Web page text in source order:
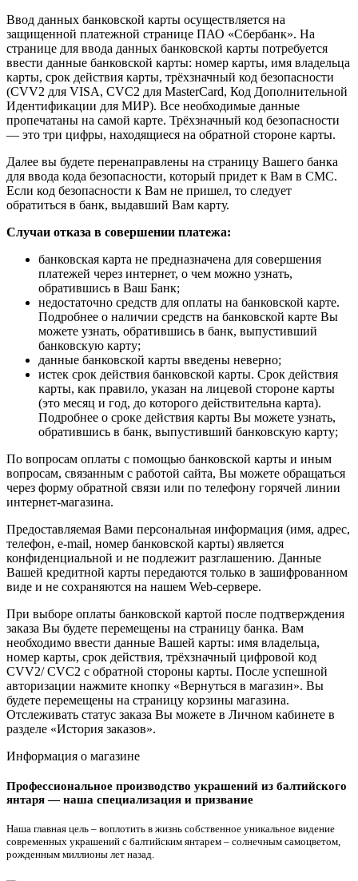
Ввод данных банковской карты осуществляется на
защищенной платежной странице ПАО «Сбербанк». На
странице для ввода данных банковской карты потребуется
ввести данные банковской карты: номер карты, имя владельца
карты, срок действия карты, трёхзначный код безопасности
(CVV2 для VISA, CVC2 для MasterCard, Код Дополнительной
Идентификации для МИР). Все необходимые данные
пропечатаны на самой карте. Трёхзначный код безопасности
— это три цифры, находящиеся на обратной стороне карты.
Далее вы будете перенаправлены на страницу Вашего банка
для ввода кода безопасности, который придет к Вам в СМС.
Если код безопасности к Вам не пришел, то следует
обратиться в банк, выдавший Вам карту.
Случаи отказа в совершении платежа:
банковская карта не предназначена для совершения
платежей через интернет, о чем можно узнать,
обратившись в Ваш Банк;
недостаточно средств для оплаты на банковской карте.
Подробнее о наличии средств на банковской карте Вы
можете узнать, обратившись в банк, выпустивший
банковскую карту;
данные банковской карты введены неверно;
истек срок действия банковской карты. Срок действия
карты, как правило, указан на лицевой стороне карты
(это месяц и год, до которого действительна карта).
Подробнее о сроке действия карты Вы можете узнать,
обратившись в банк, выпустивший банковскую карту;
По вопросам оплаты с помощью банковской карты и иным
вопросам, связанным с работой сайта, Вы можете обращаться
через форму обратной связи или по телефону горячей линии
интернет-магазина.
Предоставляемая Вами персональная информация (имя, адрес,
телефон, e-mail, номер банковской карты) является
конфиденциальной и не подлежит разглашению. Данные
Вашей кредитной карты передаются только в зашифрованном
виде и не сохраняются на нашем Web-сервере.
При выборе оплаты банковской картой после подтверждения
заказа Вы будете перемещены на страницу банка. Вам
необходимо ввести данные Вашей карты: имя владельца,
номер карты, срок действия, трёхзначный цифровой код
CVV2/ CVC2 с обратной стороны карты. После успешной
авторизации нажмите кнопку «Вернуться в магазин». Вы
будете перемещены на страницу корзины магазина.
Отслеживать статус заказа Вы можете в Личном кабинете в
разделе «История заказов».
Информация о магазине
Профессиональное производство украшений из балтийского
янтаря — наша специализация и призвание
Наша главная цель – воплотить в жизнь собственное уникальное видение
современных украшений с балтийским янтарем – солнечным самоцветом,
рожденным миллионы лет назад.